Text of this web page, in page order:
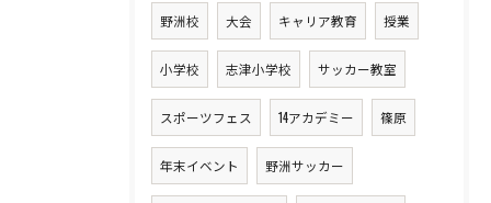
野洲校 大会 キャリア教育 授業
小学校 志津小学校 サッカー教室
スポーツフェス 14アカデミー 篠原
年末イベント 野洲サッカー